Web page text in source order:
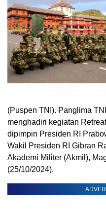
(Puspen TNI). Panglima
menghadiri kegiatan
dipimpin Presiden RI
Wakil Presiden RI Gibran
Akademi Militer (Akmil),
(25/10/2024).